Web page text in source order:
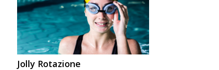
Jolly Rotazione